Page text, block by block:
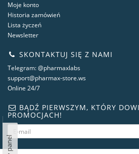
Moje konto
Historia zamówień
Lista życzeń
Newsletter
SKONTAKTUJ SIĘ Z NAMI
Telegram: @pharmaxlabs
support@pharmax-store.ws
Online 24/7
BĄDŹ PIERWSZYM, KTÓRY
PROMOCJACH!